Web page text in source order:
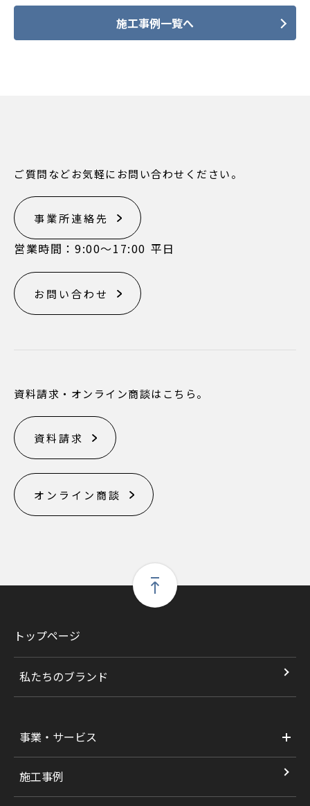
施工事例一覧へ
ご質問などお気軽にお問い合わせください。
事業所連絡先
営業時間：9:00〜17:00 平日
お問い合わせ
資料請求・オンライン商談はこちら。
資料請求
オンライン商談
トップページ
私たちのブランド
事業・サービス
施工事例